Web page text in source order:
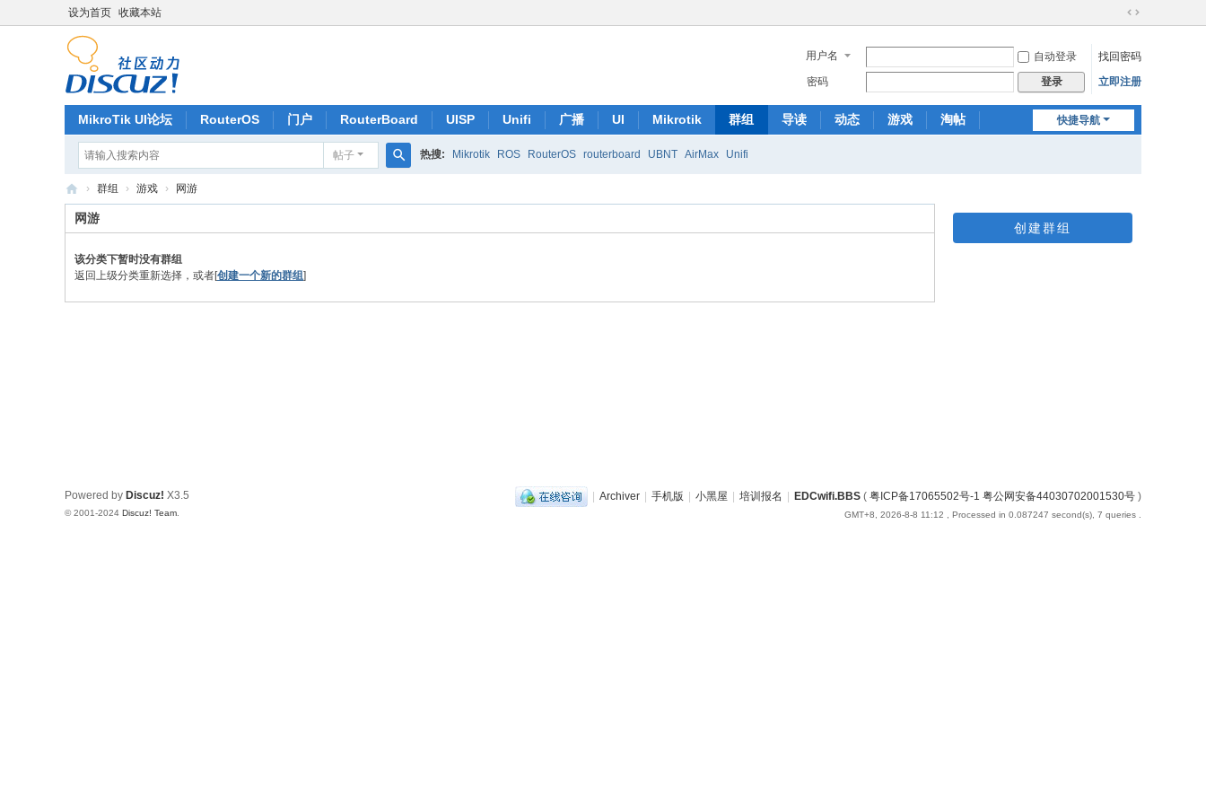
设为首页 收藏本站
切
到
宽
用户名 自动登录
找回密码
密码
登录 立即注册
快捷导航
MikroTik UI论坛 RouterOS 门户 RouterBoard UISP Unifi 广播 UI Mikrotik 群组 导读 动态 游戏
淘帖
帖子
索
热搜: Mikrotik ROS RouterOS routerboard UBNT AirMax Unifi
深
捷
司
› 群组 › 游戏 › 网游
网游
该分类下暂时没有群组
返回上级分类重新选择，或者[创建一个新的群组]
创建群组
| Archiver | 手机版 | 小黑屋 | 培训报名 | EDCwifi.BBS ( 粤ICP备17065502号-1 粤公网安备44030702001530号 )
GMT+8, 2026-8-8 11:12 , Processed in 0.087247 second(s), 7 queries .
Powered by Discuz! X3.5
© 2001-2024 Discuz! Team